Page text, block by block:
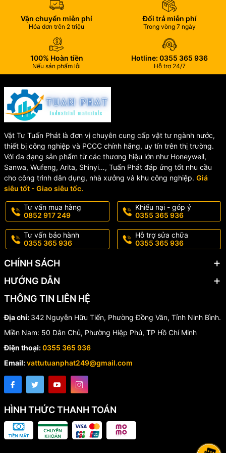
làm việc
Max 120°C
Nước sạch
Chất liệu
thân van
Đồng thau (Brass)
🛠️ Cấu Tạo Van Cửa Đồng
RVHT
Van được sản xuất từ các vật liệu chất lượng cao:
🔹Thân van (Body):Đồng thau Brass
🔹Đĩa van (Disc):Đồng thau Brass
🔹Trục van (Stem):Đồng thau Brass
🔹Gioăng làm kín:PTFE (Teflon)
🔹Tay quay vô lăng:
🔹Lò xo và đai ốc:
⚙️ Nguyên Lý Hoạt Động
Khi xoay tay vô lăng:
🔄Mở van:Đĩa van nâng lên khỏi đường dẫn nước, cho phép
dòng chảy lưu thông hoàn toàn.
🔄Đóng van: Đĩa van hạ xuống, chặn hoàn toàn dòng nước.
trở, giảm thất thoát áp suất hiệu quả.
🏭 Ứng Dụng Của Van Cửa
Vận chuyển miễn phí
Hóa đơn trên 2 triệu
Đổi trả miễn phí
Trong vòng 7 ngày
100% Hoàn tiền
Nếu sản phẩm lỗi
Hotline: 0355 365 936
Hỗ trợ 24/7
Vật Tư Tuấn Phát là đơn vị chuyên cung cấp vật tư ngành nước,
thiết bị công nghiệp và PCCC chính hãng, uy tín trên thị trường.
Với đa dạng sản phẩm từ các thương hiệu lớn như Honeywell,
Sanwa, Wufeng, Arita, Shinyi…, Tuấn Phát đáp ứng tốt nhu cầu
cho công trình dân dụng, nhà xưởng và khu công nghiệp. Giá
siêu tốt - Giao siêu tốc.
Tư vấn mua hàng
0852 917 249
Khiếu nại - góp ý
0355 365 936
Tư vấn bảo hành
0355 365 936
Hỗ trợ sửa chữa
0355 365 936
CHÍNH SÁCH
HƯỚNG DẪN
THÔNG TIN LIÊN HỆ
Địa chỉ: 342 Nguyễn Hữu Tiến, Phường Đồng Văn, Tỉnh Ninh Bình.
Miền Nam: 50 Dân Chủ, Phường Hiệp Phú, TP Hồ Chí Minh
Điện thoại:0355 365 936
Email:vattutuanphat249@gmail.com
HÌNH THỨC THANH TOÁN